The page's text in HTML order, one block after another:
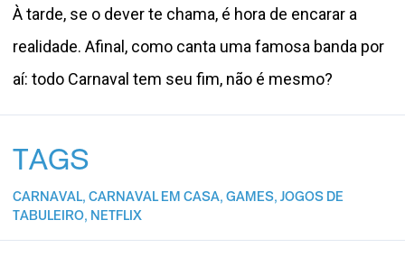
À tarde, se o dever te chama, é hora de encarar a
realidade. Afinal, como canta uma famosa banda por
aí: todo Carnaval tem seu fim, não é mesmo?
TAGS
CARNAVAL, CARNAVAL EM CASA, GAMES, JOGOS DE
TABULEIRO, NETFLIX